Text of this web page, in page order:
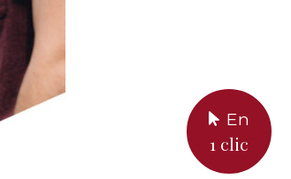
En
1 clic